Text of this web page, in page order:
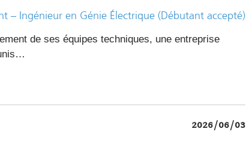
– Ingénieur en Génie Électrique (Débutant accepté)
de ses équipes techniques, une entreprise
2026/06/03